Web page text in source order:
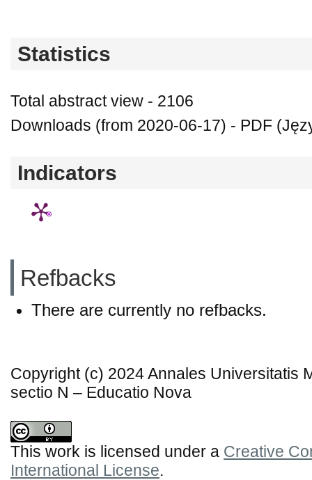
Statistics
Total abstract view - 2106
Downloads (from 2020-06-17) - PDF
Indicators
Refbacks
There are currently no refbacks.
Copyright (c) 2024 Annales Universitatis
sectio N – Educatio Nova
This work is licensed under a Creative
International License.